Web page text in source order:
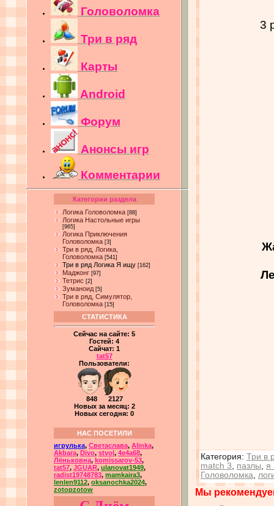
Головоломка
Три в ряд
Карты
Android
Форум
Анонсы игр
Комментарии
Категории раздела
Логика Головоломка [88]
Логика Настольные игры
[965]
Логика Приключения
Головоломка [3]
Три в ряд, Логика,
Головоломка [541]
Три в ряд Логика Я ищу [162]
Маджонг [97]
Тетрис [2]
Зуманоид [5]
Три в ряд, Симулятор,
Головоломка [15]
СТАТИСТИКА
Сейчас на сайте: 5
Гостей: 4
Сайчат: 1
tat57
Пользователи:
848 2127
Новых за месяц: 2
Новых сегодня: 0
НАС ПОСЕТИЛИ
игрулька, Светаслава, Alinka,
Akbara, Divo, stvol , 4e4a68,
Лёньковна, komissarov-53,
tat57, JGUAR, ulanovat1949,
radist19748783, mamkaira3,
lenlen9112, oksanochka2024,
zotopzotow
3
Категория: Три в
match 3
пазлы
я
Головоломка
Мы